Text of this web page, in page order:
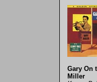
Gary On
Miller